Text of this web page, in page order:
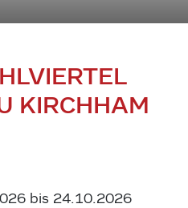
KIRCHHAM
bis 24.10.2026